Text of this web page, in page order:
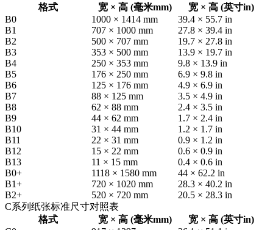
格式
宽 × 高 (毫米mm)
宽 × 高 (英寸in)
B0
1000 × 1414 mm
39.4 × 55.7 in
B1
707 × 1000 mm
27.8 × 39.4 in
B2
500 × 707 mm
19.7 × 27.8 in
B3
353 × 500 mm
13.9 × 19.7 in
B4
250 × 353 mm
9.8 × 13.9 in
B5
176 × 250 mm
6.9 × 9.8 in
B6
125 × 176 mm
4.9 × 6.9 in
B7
88 × 125 mm
3.5 × 4.9 in
B8
62 × 88 mm
2.4 × 3.5 in
B9
44 × 62 mm
1.7 × 2.4 in
B10
31 × 44 mm
1.2 × 1.7 in
B11
22 × 31 mm
0.9 × 1.2 in
B12
15 × 22 mm
0.6 × 0.9 in
B13
11 × 15 mm
0.4 × 0.6 in
B0+
1118 × 1580 mm
44 × 62.2 in
B1+
720 × 1020 mm
28.3 × 40.2 in
B2+
520 × 720 mm
20.5 × 28.3 in
C系列纸张标准尺寸对照表
格式
宽 × 高 (毫米mm)
宽 × 高 (英寸in)